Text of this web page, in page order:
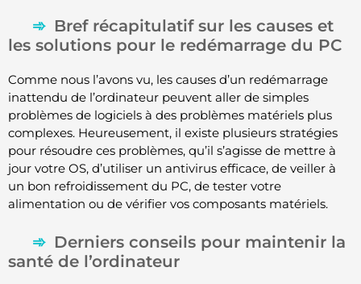
Bref récapitulatif sur les causes et
les solutions pour le redémarrage du PC
Comme nous l’avons vu, les causes d’un redémarrage
inattendu de l’ordinateur peuvent aller de simples
problèmes de logiciels à des problèmes matériels plus
complexes. Heureusement, il existe plusieurs stratégies
pour résoudre ces problèmes, qu’il s’agisse de mettre à
jour votre OS, d’utiliser un antivirus efficace, de veiller à
un bon refroidissement du PC, de tester votre
alimentation ou de vérifier vos composants matériels.
Derniers conseils pour maintenir la
santé de l’ordinateur